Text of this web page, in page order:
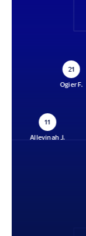
21
Ogier F.
11
Allevinah J.